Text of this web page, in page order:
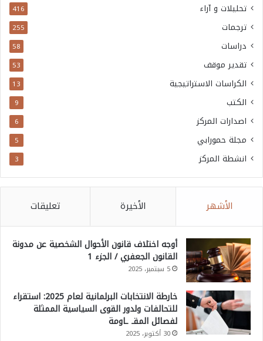
تحليلات و آراء 416
ترجمات 255
دراسات 58
تقدير موقف 53
الكراسات الاستراتيجية 13
الكتب 9
اصدارات المركز 6
مجلة حمورابي 5
انشطة المركز 3
الأشهر الأخيرة تعليقات
أوجه اختلاف قانون الأحوال الشخصية عن مدونة
القانون الجعفري / الجزء 1
5 سبتمبر، 2025
خارطة الانتخابات البرلمانية لعام 2025: استقراء
للتحالفات ولدور القوى السياسية الممثلة
لفصائل المقـ ـاومة
30 أكتوبر، 2025